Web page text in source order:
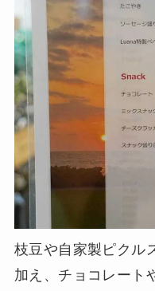
枝豆や自家製ピクル
加え、チョコレート